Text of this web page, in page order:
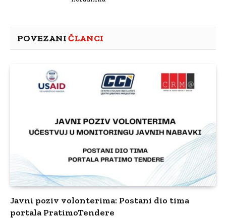
POVEZANIČLANCI
Javni poziv volonterima: Postani dio tima
portala PratimoTendere